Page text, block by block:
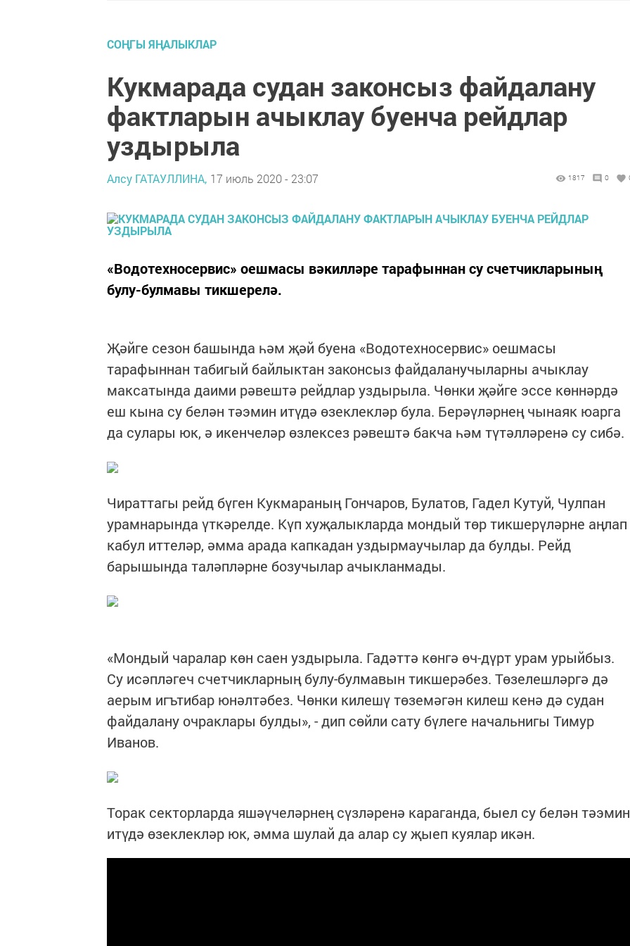
СОҢГЫ ЯҢАЛЫКЛАР
Кукмарада судан законсыз файдалану
фактларын ачыклау буенча рейдлар
уздырыла
Алсу ГАТАУЛЛИНА, 17 июль 2020 - 23:07 1817 0
«Водотехносервис» оешмасы вәкилләре тарафыннан су счетчикларының
булу-булмавы тикшерелә.
Җәйге сезон башында һәм җәй буена «Водотехносервис» оешмасы
тарафыннан табигый байлыктан законсыз файдаланучыларны ачыклау
максатында даими рәвештә рейдлар уздырыла. Чөнки җәйге эссе көннәрдә
еш кына су белән тәэмин итүдә өзеклекләр була. Берәүләрнең чынаяк юарга
да сулары юк, ә икенчеләр өзлексез рәвештә бакча һәм түтәлләренә су сибә.
Чираттагы рейд бүген Кукмараның Гончаров, Булатов, Гадел Кутуй, Чулпан
урамнарында үткәрелде. Күп хуҗалыкларда мондый төр тикшерүләрне аңлап
кабул иттеләр, әмма арада капкадан уздырмаучылар да булды. Рейд
барышында таләпләрне бозучылар ачыкланмады.
«Мондый чаралар көн саен уздырыла. Гадәттә көнгә өч-дүрт урам урыйбыз.
Су исәпләгеч счетчикларның булу-булмавын тикшерәбез. Төзелешләргә дә
аерым игътибар юнәлтәбез. Чөнки килешү төземәгән килеш кенә дә судан
файдалану очраклары булды», - дип сөйли сату бүлеге начальнигы Тимур
Иванов.
Торак секторларда яшәүчеләрнең сүзләренә караганда, быел су белән тәэмин
итүдә өзеклекләр юк, әмма шулай да алар су җыеп куялар икән.